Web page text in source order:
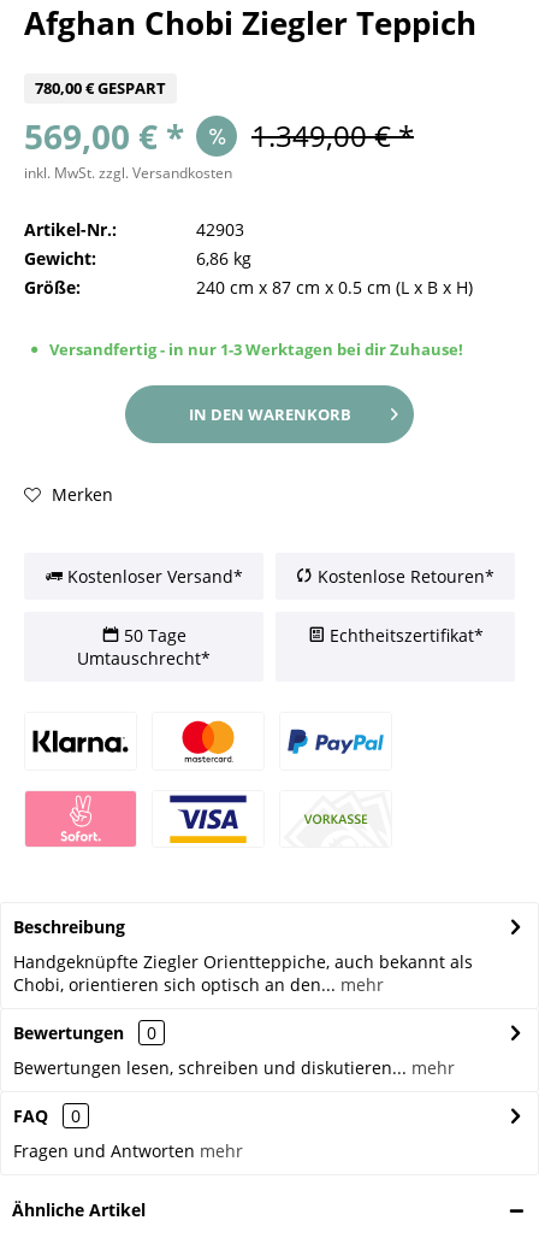
Afghan Chobi Ziegler Teppich
780,00 € GESPART
569,00 € * 1.349,00 € *
inkl. MwSt.zzgl. Versandkosten
Artikel-Nr.:
42903
Gewicht:
6,86 kg
Größe:
240 cm x 87 cm x 0.5 cm (L x B x H)
Versandfertig - in nur 1-3 Werktagen bei dir Zuhause!
IN DEN WARENKORB
Merken
Kostenloser Versand* Kostenlose Retouren*
50 Tage
Umtauschrecht*
Echtheitszertifikat*
Beschreibung
Handgeknüpfte Ziegler Orientteppiche, auch bekannt als
Chobi, orientieren sich optisch an den... mehr
Bewertungen
0
Bewertungen lesen, schreiben und diskutieren... mehr
FAQ
0
Fragen und Antworten mehr
Ähnliche Artikel